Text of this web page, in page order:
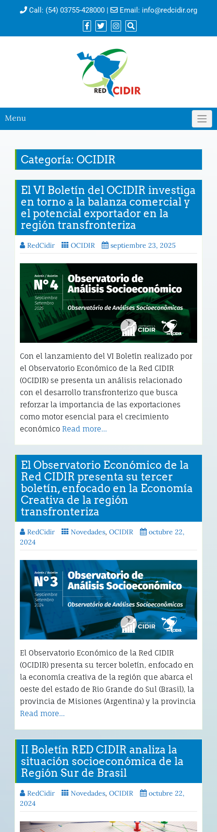
Call: (54) 03755-428000 | Email: info@redcidir.org
Menu
Categoría: OCIDIR
El VI Boletín del OCIDIR investiga
en torno a la balanza comercial y
el potencial exportador en la
región transfronteriza
RedCidir OCIDIR septiembre 23, 2025
Con el lanzamiento del VI Boletín realizado por
el Observatorio Económico de la Red CIDIR
(OCIDIR) se presenta un análisis relacionado
con el desarrollo transfronterizo que busca
reforzar la importancia de las exportaciones
como motor esencial para el crecimiento
económico Read more…
El Observatorio Económico de la
Red CIDIR presenta su tercer
boletín, enfocado en la Economía
Creativa de la región
transfronteriza
RedCidir Novedades, OCIDIR
octubre 22,
2024
El Observatorio Económico de la Red CIDIR
(OCIDIR) presenta su tercer boletín, enfocado en
la economía creativa de la región que abarca el
oeste del estado de Rio Grande do Sul (Brasil), la
provincia de Misiones (Argentina) y la provincia
Read more…
II Boletín RED CIDIR analiza la
situación socioeconómica de la
Región Sur de Brasil
RedCidir Novedades, OCIDIR
octubre 22,
2024